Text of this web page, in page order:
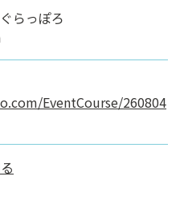
らっぽろ
EventCourse/260804